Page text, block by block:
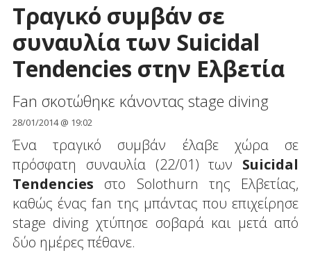
Τραγικό συμβάν σε
συναυλία των Suicidal
Tendencies στην Ελβετία
Fan σκοτώθηκε κάνοντας stage diving
28/01/2014 @ 19:02
Ένα τραγικό συμβάν έλαβε χώρα σε
πρόσφατη συναυλία (22/01) των Suicidal
Tendencies στo Solothurn της Ελβετίας,
καθώς ένας fan της μπάντας που επιχείρησε
stage diving χτύπησε σοβαρά και μετά από
δύο ημέρες πέθανε.